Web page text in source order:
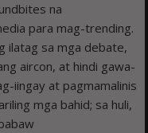
na
para mag-trending.
ilatag sa mga debate,
aircon, at hindi gawa-
iingay at pagmamalinis
mga bahid; sa huli,